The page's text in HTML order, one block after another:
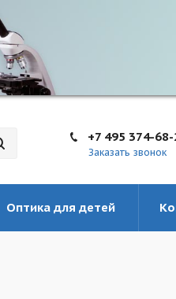
+7 495 374-
Заказать звонок
Оптика для детей